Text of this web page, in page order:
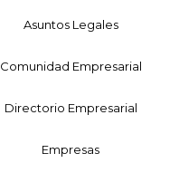
Asuntos Legales
Comunidad Empresarial
Directorio Empresarial
Empresas